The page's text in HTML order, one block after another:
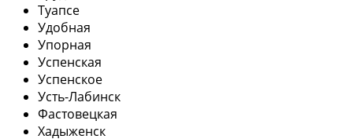
Туапсе
Удобная
Упорная
Успенская
Успенское
Усть-Лабинск
Фастовецкая
Хадыженск